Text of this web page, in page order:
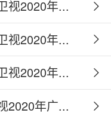
视2020年...
视2020年...
视2020年...
2020年广...